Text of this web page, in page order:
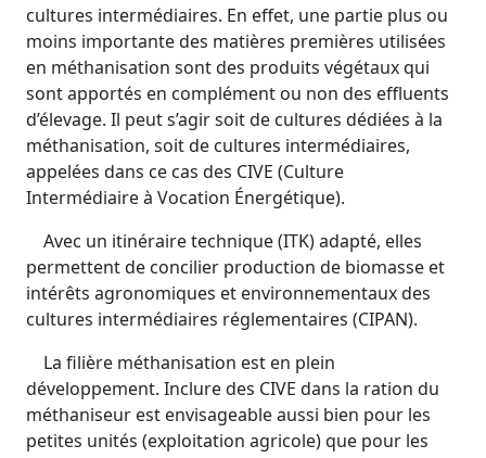
cultures intermédiaires. En effet, une partie plus ou
moins importante des matières premières utilisées
en méthanisation sont des produits végétaux qui
sont apportés en complément ou non des effluents
d’élevage. Il peut s’agir soit de cultures dédiées à la
méthanisation, soit de cultures intermédiaires,
appelées dans ce cas des CIVE (Culture
Intermédiaire à Vocation Énergétique).
Avec un itinéraire technique (ITK) adapté, elles
permettent de concilier production de biomasse et
intérêts agronomiques et environnementaux des
cultures intermédiaires réglementaires (CIPAN).
La filière méthanisation est en plein
développement. Inclure des CIVE dans la ration du
méthaniseur est envisageable aussi bien pour les
petites unités (exploitation agricole) que pour les